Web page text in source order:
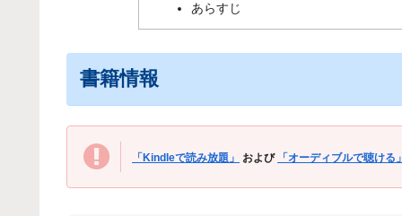
あらすじ
書籍情報
「Kindleで読み放題」 および 「オーディブルで聴ける」